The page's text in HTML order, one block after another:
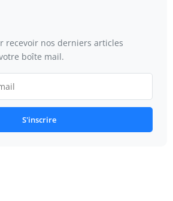
recevoir nos derniers articles
boîte mail.
S'inscrire